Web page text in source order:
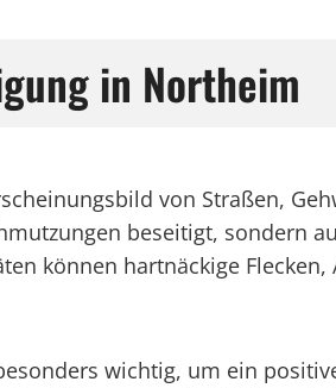
in Northeim
von Straßen,
beseitigt, sondern
können hartnäckige
wichtig, um ein